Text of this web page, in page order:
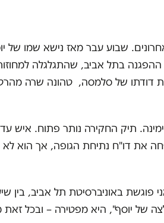
שבוע עבר מאז נישא שמו של
בתל אביב, שהתגלגלה
דודתו של סלמסה, טהונה שרה
תיק החקירה נותר פתוח. איש
את דו"ח נתיחת הגופה, אך הוא
באוניברסיטת תל אביב, בין
של יוסף", היא מפטירה – ובכל זאת